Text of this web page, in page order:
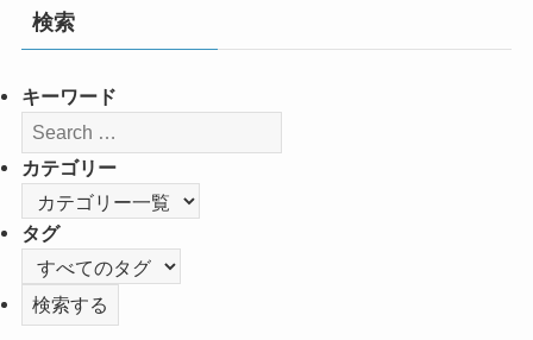
検索
キーワード
カテゴリー
タグ